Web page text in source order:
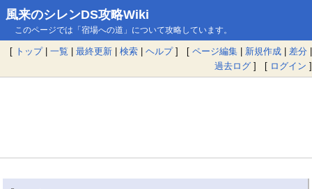
風来のシレンDS攻略Wiki
このページでは「宿場への道」について攻略しています。
[ トップ| 一覧 | 最終更新 | 検索 | ヘルプ] [ ページ編集 | 新規作成 | 差分 |
過去ログ ] [ ログイン ]